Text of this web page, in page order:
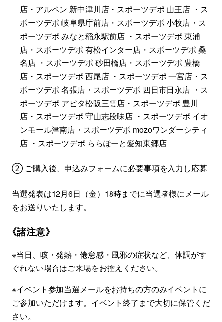
店・アルペン 新中津川店・スポーツデポ 山王店・ス
ポーツデポ 岐阜県庁前店・スポーツデポ 小牧店・ス
ポーツデポ みなと稲永駅前店・スポーツデポ 東浦
店・スポーツデポ 有松インター店・スポーツデポ 桑
名店・スポーツデポ 砂田橋店・スポーツデポ 豊橋
店・スポーツデポ 西尾店・スポーツデポ 一宮店・ス
ポーツデポ 名張店・スポーツデポ 四日市日永店・ス
ポーツデポ アピタ松阪三雲店・スポーツデポ 豊川
店・スポーツデポ 守山志段味店・スポーツデポ イオ
ンモール津南店・スポーツデポ mozoワンダーシティ
店・スポーツデポ ららぽーと愛知東郷店
② ご購入後、申込みフォームに必要事項を入力し応募
当選発表は12月6日（金）18時までに当選者様にメール
をお送りいたします。
《諸注意》
※当日、咳・発熱・倦怠感・風邪の症状など、体調がす
ぐれない場合はご来場をお控えください。
※イベント参加当選メールをお持ちの方のみイベントに
ご参加いただけます。イベント終了まで大切に保管くだ
さい。